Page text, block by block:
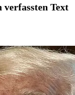
verfassten Text